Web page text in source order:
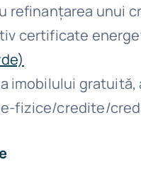
unui
certificate
imobilului
fizice/credite/